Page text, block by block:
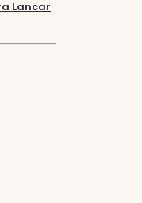
Lancar